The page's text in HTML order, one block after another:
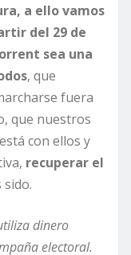
a ello vamos
del 29 de
sea una
, que
fuera
que nuestros
con ellos y
recuperar el
dinero
electoral.